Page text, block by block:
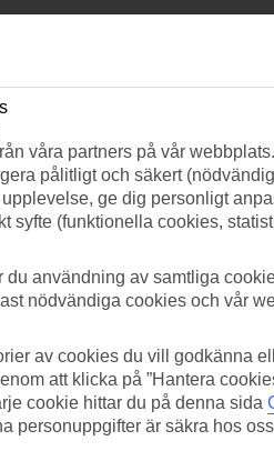
våra partners på vår
pålitligt och säkert
ge dig personligt
syfte (funktionella cookies,
du användning av samtliga
nödvändiga cookies och vår
av cookies du vill godkänna
att klicka på ”Hantera
cookie hittar du på denna sida
personuppgifter är säkra hos